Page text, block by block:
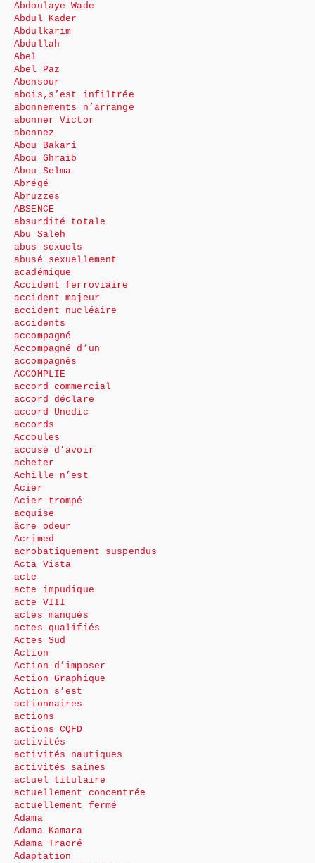
Abdoulaye Wade
Abdul Kader
Abdulkarim
Abdullah
Abel
Abel Paz
Abensour
abois,s’est infiltrée
abonnements n’arrange
abonner Victor
abonnez
Abou Bakari
Abou Ghraib
Abou Selma
Abrégé
Abruzzes
ABSENCE
absurdité totale
Abu Saleh
abus sexuels
abusé sexuellement
académique
Accident ferroviaire
accident majeur
accident nucléaire
accidents
accompagné
Accompagné d’un
accompagnés
ACCOMPLIE
accord commercial
accord déclare
accord Unedic
accords
Accoules
accusé d’avoir
acheter
Achille n’est
Acier
Acier trompé
acquise
âcre odeur
Acrimed
acrobatiquement suspendus
Acta Vista
acte
acte impudique
acte VIII
actes manqués
actes qualifiés
Actes Sud
Action
Action d’imposer
Action Graphique
Action s’est
actionnaires
actions
actions CQFD
activités
activités nautiques
activités saines
actuel titulaire
actuellement concentrée
actuellement fermé
Adama
Adama Kamara
Adama Traoré
Adaptation